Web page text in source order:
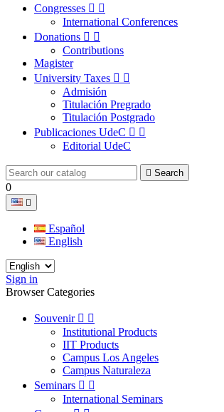
Congresses  
International Conferences
Donations  
Contributions
Magister
University Taxes  
Admisión
Titulación Pregrado
Titulación Postgrado
Publicaciones UdeC  
Editorial UdeC
 Search
0

Español
English
Sign in
Browser Categories
Souvenir  
Institutional Products
IIT Products
Campus Los Angeles
Campus Naturaleza
Seminars  
International Seminars